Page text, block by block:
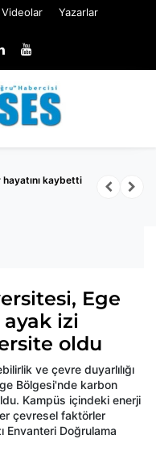
Videolar Yazarlar
görevden uzaklaştırıldı
Ege
ayak izi
oldu
ve çevre duyarlılığı
Bölgesi'nde karbon
Kampüs içindeki enerji
çevresel faktörler
Envanteri Doğrulama